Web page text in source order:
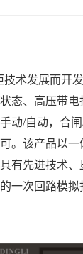
术发展而开
态、高压带
动/自动，合
。该产品以
具有先进技术、
一次回路模